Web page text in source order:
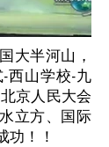
大半河山，
西山学校-九
京人民大会
立方、国际
功！！